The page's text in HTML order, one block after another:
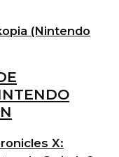
(Nintendo
X: